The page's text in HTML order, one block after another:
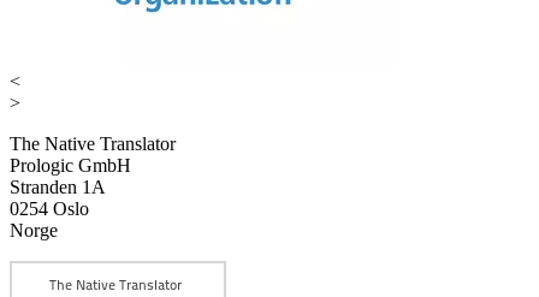
<
>
The Native Translator
Prologic GmbH
Stranden 1A
0254 Oslo
Norge